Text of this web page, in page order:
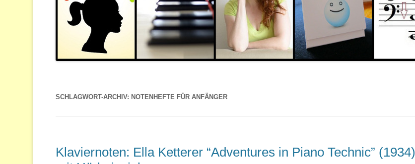
SCHLAGWORT-ARCHIV: NOTENHEFTE FÜR ANFÄNGER
Klaviernoten: Ella Ketterer “Adventures in Piano Technic” (1934)